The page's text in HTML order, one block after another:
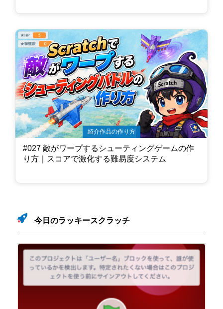
紹介作品の作り方
#027 敵がワープするシューティングゲームの作
り方｜スコアで激化する難易度システム
今日のラッキースクラッチ